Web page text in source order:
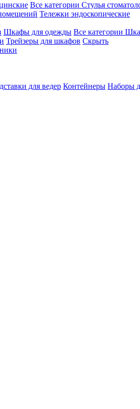
Все категории Стулья
Тележки эндоскопические
Шкафы для одежды Все категории
Трейзеры для шкафов Скрыть
для ведер Контейнеры Наборы